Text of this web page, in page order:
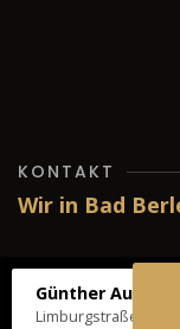
KONTAKT
Wir in Bad
Günther Autos
Limburgstraße 39,